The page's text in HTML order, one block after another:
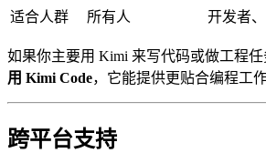
适合人群
所有人 开发者
如果你主要用 Kimi 来写代码或做工程任
用 Kimi Code，它能提供更贴合编程工
跨平台支持